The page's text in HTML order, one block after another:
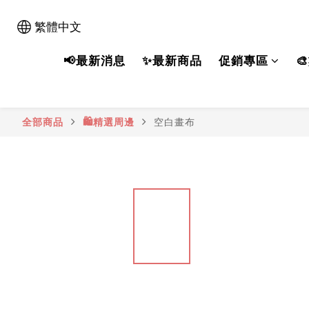
繁體中文
📢最新消息 ✨最新商品 促銷專區
全部商品 🛍️精選周邊 空白畫布